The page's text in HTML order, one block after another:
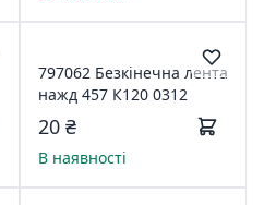
797062 Безкінечна лента
нажд 457 К120 0312
20 ₴
В наявності